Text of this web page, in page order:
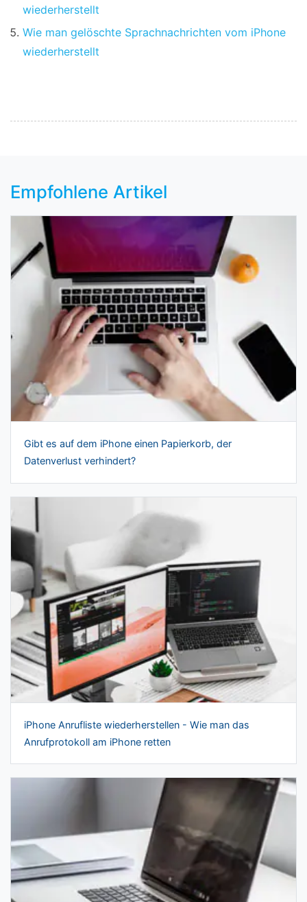
wiederherstellt
Wie man gelöschte Sprachnachrichten vom iPhone
wiederherstellt
Empfohlene Artikel
Gibt es auf dem iPhone einen Papierkorb, der
Datenverlust verhindert?
iPhone Anrufliste wiederherstellen - Wie man das
Anrufprotokoll am iPhone retten